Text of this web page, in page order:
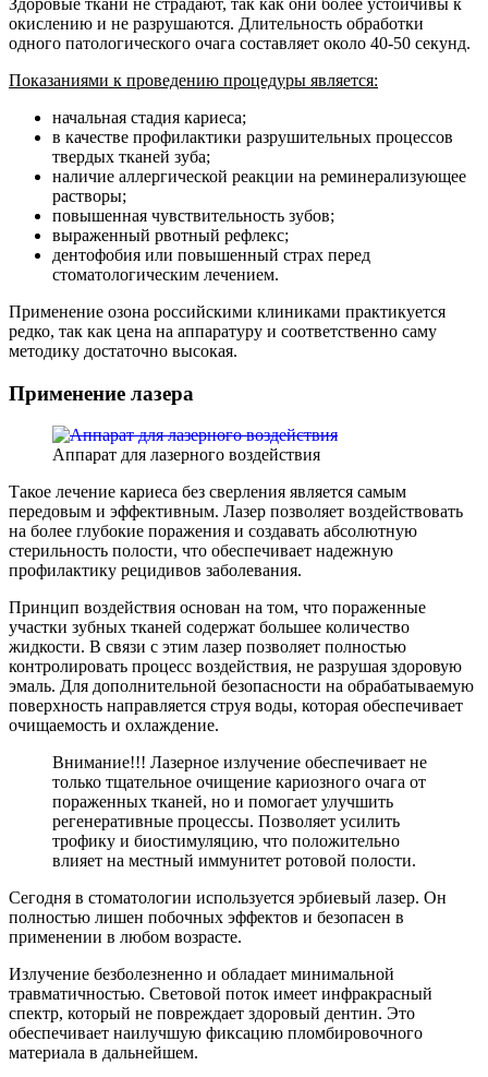
Здоровые ткани не страдают, так как они более устойчивы к
окислению и не разрушаются. Длительность обработки
одного патологического очага составляет около 40-50 секунд.
Показаниями к проведению процедуры является:
начальная стадия кариеса;
в качестве профилактики разрушительных процессов
твердых тканей зуба;
наличие аллергической реакции на реминерализующее
растворы;
повышенная чувствительность зубов;
выраженный рвотный рефлекс;
дентофобия или повышенный страх перед
стоматологическим лечением.
Применение озона российскими клиниками практикуется
редко, так как цена на аппаратуру и соответственно саму
методику достаточно высокая.
Применение лазера
Аппарат для лазерного воздействия
Такое лечение кариеса без сверления является самым
передовым и эффективным. Лазер позволяет воздействовать
на более глубокие поражения и создавать абсолютную
стерильность полости, что обеспечивает надежную
профилактику рецидивов заболевания.
Принцип воздействия основан на том, что пораженные
участки зубных тканей содержат большее количество
жидкости. В связи с этим лазер позволяет полностью
контролировать процесс воздействия, не разрушая здоровую
эмаль. Для дополнительной безопасности на обрабатываемую
поверхность направляется струя воды, которая обеспечивает
очищаемость и охлаждение.
Внимание!!! Лазерное излучение обеспечивает не
только тщательное очищение кариозного очага от
пораженных тканей, но и помогает улучшить
регенеративные процессы. Позволяет усилить
трофику и биостимуляцию, что положительно
влияет на местный иммунитет ротовой полости.
Сегодня в стоматологии используется эрбиевый лазер. Он
полностью лишен побочных эффектов и безопасен в
применении в любом возрасте.
Излучение безболезненно и обладает минимальной
травматичностью. Световой поток имеет инфракрасный
спектр, который не повреждает здоровый дентин. Это
обеспечивает наилучшую фиксацию пломбировочного
материала в дальнейшем.